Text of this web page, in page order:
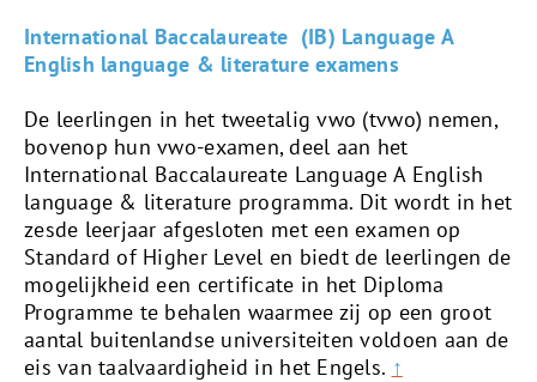
International Baccalaureate (IB) Language A
English language & literature examens
De leerlingen in het tweetalig vwo (tvwo) nemen,
bovenop hun vwo-examen, deel aan het
International Baccalaureate Language A English
language & literature programma. Dit wordt in het
zesde leerjaar afgesloten met een examen op
Standard of Higher Level en biedt de leerlingen de
mogelijkheid een certificate in het Diploma
Programme te behalen waarmee zij op een groot
aantal buitenlandse universiteiten voldoen aan de
eis van taalvaardigheid in het Engels. ↑